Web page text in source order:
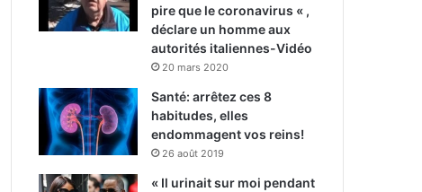
pire que le coronavirus « ,
déclare un homme aux
autorités italiennes-Vidéo
20 mars 2020
Santé: arrêtez ces 8
habitudes, elles
endommagent vos reins!
26 août 2019
« Il urinait sur moi pendant